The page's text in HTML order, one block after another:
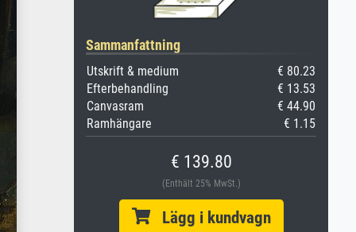
Sammanfattning
Utskrift & medium
€ 80.23
Efterbehandling
€ 13.53
Canvasram
€ 44.90
Ramhängare
€ 1.15
€ 139.80
(Enthält 25% MwSt.)
Lägg i kundvagn